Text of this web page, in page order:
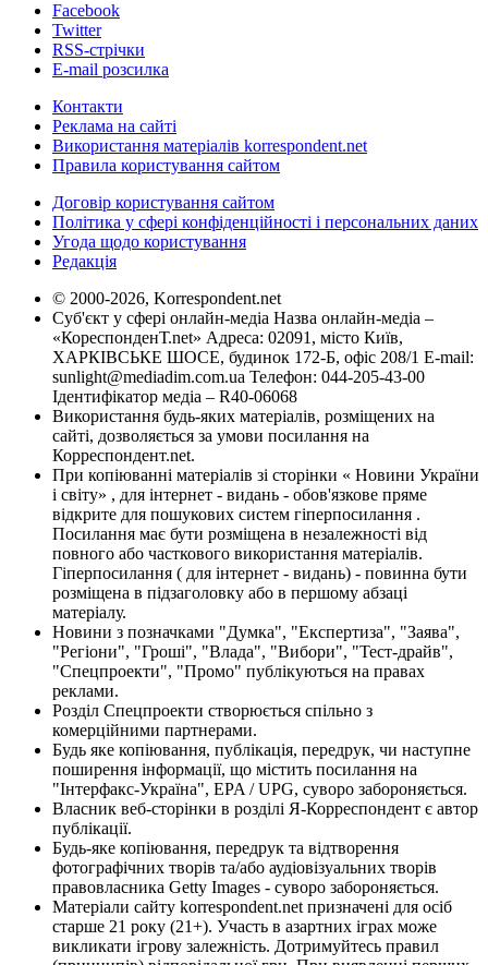
Facebook
Twitter
RSS-стрічки
E-mail розсилка
Контакти
Реклама на сайті
Використання матеріалів korrespondent.net
Правила користування сайтом
Договір користування сайтом
Політика у сфері конфіденційності і персональних даних
Угода щодо користування
Редакція
© 2000-2026, Korrespondent.net
Суб'єкт у сфері онлайн-медіа Назва онлайн-медіа –
«КореспонденТ.net» Адреса: 02091, місто Київ,
ХАРКІВСЬКЕ ШОСЕ, будинок 172-Б, офіс 208/1 E-mail:
sunlight@mediadim.com.ua Телефон: 044-205-43-00
Ідентифікатор медіа – R40-06068
Використання будь-яких матеріалів, розміщених на
сайті, дозволяється за умови посилання на
Корреспондент.net.
При копіюванні матеріалів зі сторінки « Новини України
і світу» , для інтернет - видань - обов'язкове пряме
відкрите для пошукових систем гіперпосилання .
Посилання має бути розміщена в незалежності від
повного або часткового використання матеріалів.
Гіперпосилання ( для інтернет - видань) - повинна бути
розміщена в підзаголовку або в першому абзаці
матеріалу.
Новини з позначками "Думка", "Експертиза", "Заява",
"Регіони", "Гроші", "Влада", "Вибори", "Тест-драйв",
"Спецпроекти", "Промо" публікуються на правах
реклами.
Розділ Спецпроекти створюється спільно з
комерційними партнерами.
Будь яке копіювання, публікація, передрук, чи наступне
поширення інформації, що містить посилання на
"Інтерфакс-Україна", EPA / UPG, суворо забороняється.
Власник веб-сторінки в розділі Я-Корреспондент є автор
публікації.
Будь-яке копіювання, передрук та відтворення
фотографічних творів та/або аудіовізуальних творів
правовласника Getty Images - суворо забороняється.
Матеріали сайту korrespondent.net призначені для осіб
старше 21 року (21+). Участь в азартних іграх може
викликати ігрову залежність. Дотримуйтесь правил